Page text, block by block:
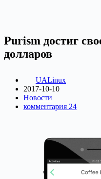
Purism достиг
долларов
UALinux
2017-10-10
Новости
комментария 24